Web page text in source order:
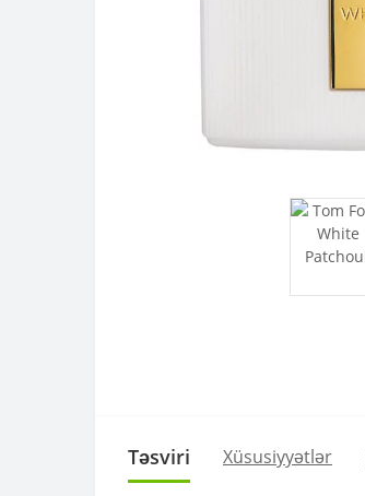
Təsviri Xüsusiyyətlər